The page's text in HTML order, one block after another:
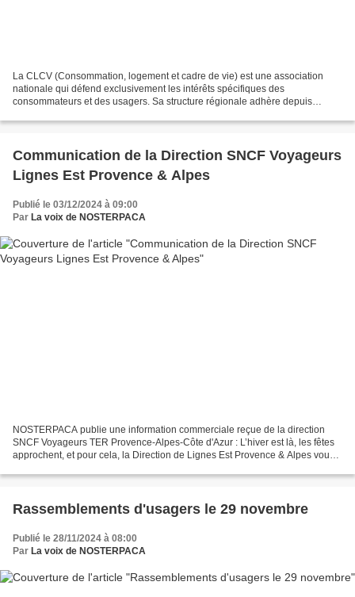
La CLCV (Consommation, logement et cadre de vie) est une association
nationale qui défend exclusivement les intérêts spécifiques des
consommateurs et des usagers. Sa structure régionale adhère depuis
Communication de la Direction SNCF Voyageurs
Lignes Est Provence & Alpes
Publié le 03/12/2024 à 09:00
Par La voix de NOSTERPACA
NOSTERPACA publie une information commerciale reçue de la direction
SNCF Voyageurs TER Provence-Alpes-Côte d'Azur : L’hiver est là, les fêtes
approchent, et pour cela, la Direction de Lignes Est Provence & Alpes vous
Rassemblements d'usagers le 29 novembre
Publié le 28/11/2024 à 08:00
Par La voix de NOSTERPACA